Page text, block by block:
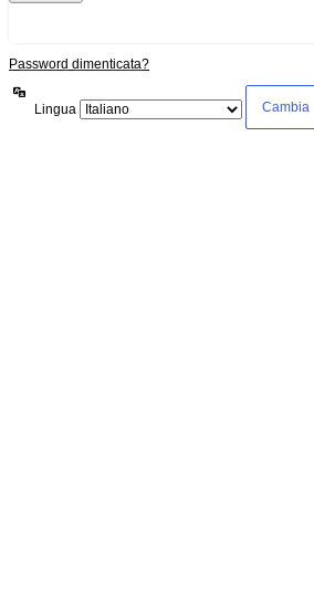
Password dimenticata?
Lingua